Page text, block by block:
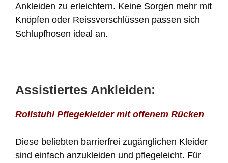
Ankleiden zu erleichtern. Keine Sorgen mehr mit
Knöpfen oder Reissverschlüssen passen sich
Schlupfhosen ideal an.
Assistiertes Ankleiden:
Rollstuhl Pflegekleider mit offenem Rücken
Diese beliebten barrierfrei zugänglichen Kleider
sind einfach anzukleiden und pflegeleicht. Für